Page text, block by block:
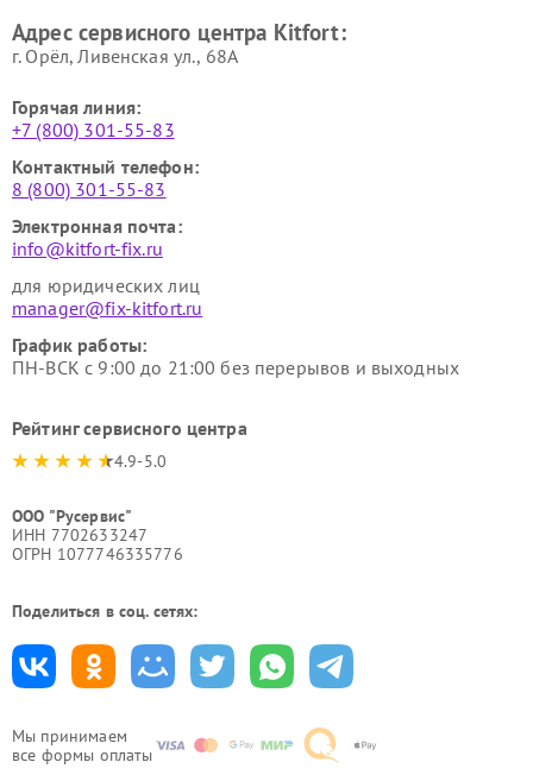
Мы принимаем
все формы оплаты
Kitfort
Kitfort
Адрес сервисного центра Kitfort:
г. Орёл, Ливенская ул., 68А
Горячая линия:
+7 (800) 301-55-83
Контактный телефон:
8 (800) 301-55-83
Электронная почта:
info@kitfort-fix.ru
для юридических лиц
manager@fix-kitfort.ru
График работы:
ПН-ВСК с 9:00 до 21:00 без перерывов и выходных
Рейтинг сервисного центра
4.9-5.0
ООО "Русервис"
ИНН 7702633247
ОГРН 1077746335776
Поделиться в соц. сетях: